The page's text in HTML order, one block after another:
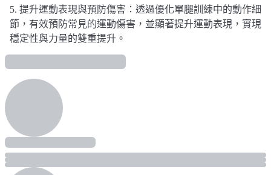
5. 提升運動表現與預防傷害：透過優化單腿訓練中的動作細
節，有效預防常見的運動傷害，並顯著提升運動表現，實現
穩定性與力量的雙重提升。